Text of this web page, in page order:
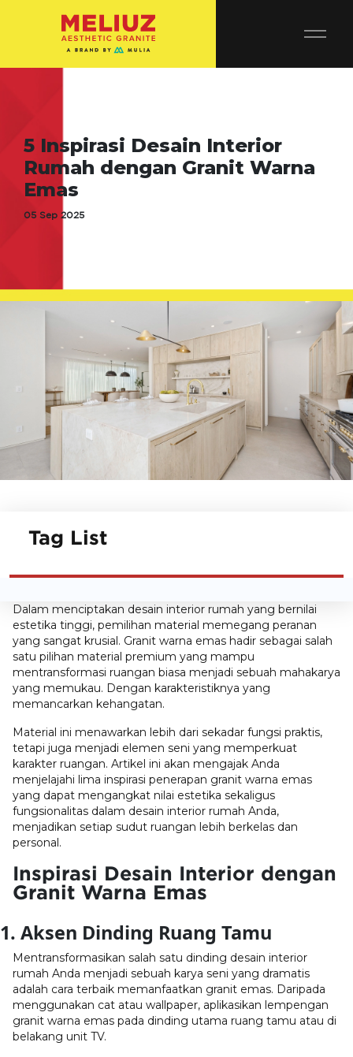
5 Inspirasi Desain Interior
Rumah dengan Granit Warna
Emas
05 Sep 2025
Tag List
Dalam menciptakan desain interior rumah yang bernilai
estetika tinggi, pemilihan material memegang peranan
yang sangat krusial. Granit warna emas hadir sebagai salah
satu pilihan material premium yang mampu
mentransformasi ruangan biasa menjadi sebuah mahakarya
yang memukau. Dengan karakteristiknya yang
memancarkan kehangatan.
Material ini menawarkan lebih dari sekadar fungsi praktis,
tetapi juga menjadi elemen seni yang memperkuat
karakter ruangan. Artikel ini akan mengajak Anda
menjelajahi lima inspirasi penerapan granit warna emas
yang dapat mengangkat nilai estetika sekaligus
fungsionalitas dalam desain interior rumah Anda,
menjadikan setiap sudut ruangan lebih berkelas dan
personal.
Inspirasi Desain Interior dengan
Granit Warna Emas
1. Aksen Dinding Ruang Tamu
Mentransformasikan salah satu dinding desain interior
rumah Anda menjadi sebuah karya seni yang dramatis
adalah cara terbaik memanfaatkan granit emas. Daripada
menggunakan cat atau wallpaper, aplikasikan lempengan
granit warna emas pada dinding utama ruang tamu atau di
belakang unit TV.